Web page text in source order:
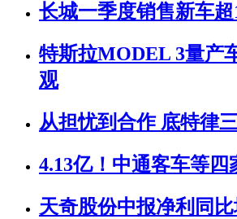
长城一季度销售新车
特斯拉MODEL 3量产
观
从担忧到合作 底特律
4.13亿！中通客车等四
天奇股份中报净利同